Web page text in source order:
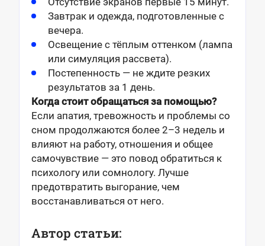
Завтрак и одежда, подготовленные с
вечера.
Освещение с тёплым оттенком (лампа
или симуляция рассвета).
Постепенность — не ждите резких
результатов за 1 день.
Когда стоит обращаться за помощью?
Если апатия, тревожность и проблемы со
сном продолжаются более 2–3 недель и
влияют на работу, отношения и общее
самочувствие — это повод обратиться к
психологу или сомнологу. Лучше
предотвратить выгорание, чем
восстанавливаться от него.
Автор статьи: